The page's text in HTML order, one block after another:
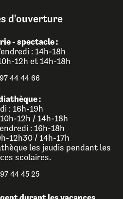
d'ouverture
- spectacle :
: 14h-18h
12h et 14h-18h
44 44 66
:
: 16h-19h
12h / 14h-18h
: 16h-18h
12h30 / 14h-17h
les jeudis pendant les
scolaires.
44 45 25